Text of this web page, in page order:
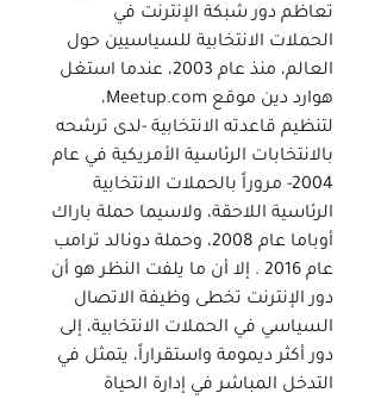
تعاظم دور شبكة الإنترنت في
الحملات الانتخابية للسياسيين حول
العالم، منذ عام 2003، عندما استغل
هوارد دين موقع Meetup.com،
لتنظيم قاعدته الانتخابية -لدى ترشحه
بالانتخابات الرئاسية الأمريكية في عام
2004- مروراً بالحملات الانتخابية
الرئاسية اللاحقة، ولاسيما حملة باراك
أوباما عام 2008، وحملة دونالد ترامب
عام 2016 . إلا أن ما يلفت النظر هو أن
دور الإنترنت تخطى وظيفة الاتصال
السياسي في الحملات الانتخابية، إلى
دور أكثر ديمومة واستقراراً، يتمثل في
التدخل المباشر في إدارة الحياة